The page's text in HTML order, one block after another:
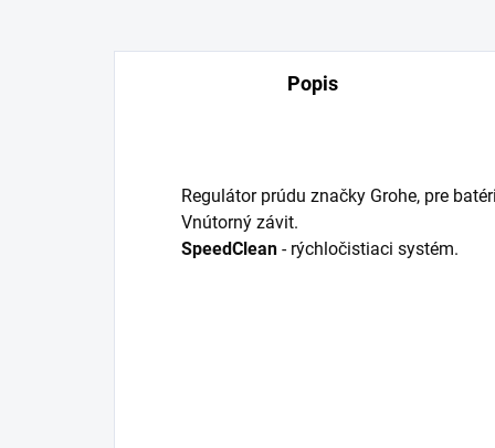
Popis
Regulátor prúdu značky Grohe, pre
Vnútorný závit.
SpeedClean - rýchločistiaci systém.